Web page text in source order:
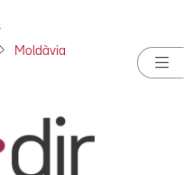
Moldàvia